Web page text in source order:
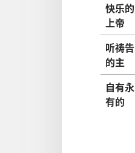
快乐的
上帝
听祷告
的主
自有永
有的